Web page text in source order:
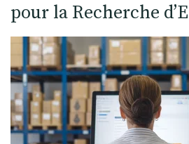
pour la Recherche